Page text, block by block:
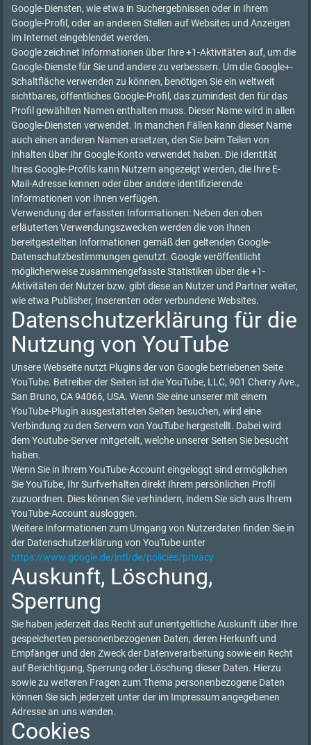
Google-Diensten, wie etwa in Suchergebnissen oder in Ihrem
Google-Profil, oder an anderen Stellen auf Websites und Anzeigen
im Internet eingeblendet werden.
Google zeichnet Informationen über Ihre +1-Aktivitäten auf, um die
Google-Dienste für Sie und andere zu verbessern. Um die Google+-
Schaltfläche verwenden zu können, benötigen Sie ein weltweit
sichtbares, öffentliches Google-Profil, das zumindest den für das
Profil gewählten Namen enthalten muss. Dieser Name wird in allen
Google-Diensten verwendet. In manchen Fällen kann dieser Name
auch einen anderen Namen ersetzen, den Sie beim Teilen von
Inhalten über Ihr Google-Konto verwendet haben. Die Identität
Ihres Google-Profils kann Nutzern angezeigt werden, die Ihre E-
Mail-Adresse kennen oder über andere identifizierende
Informationen von Ihnen verfügen.
Verwendung der erfassten Informationen: Neben den oben
erläuterten Verwendungszwecken werden die von Ihnen
bereitgestellten Informationen gemäß den geltenden Google-
Datenschutzbestimmungen genutzt. Google veröffentlicht
möglicherweise zusammengefasste Statistiken über die +1-
Aktivitäten der Nutzer bzw. gibt diese an Nutzer und Partner weiter,
wie etwa Publisher, Inserenten oder verbundene Websites.
Datenschutzerklärung für die
Nutzung von YouTube
Unsere Webseite nutzt Plugins der von Google betriebenen Seite
YouTube. Betreiber der Seiten ist die YouTube, LLC, 901 Cherry Ave.,
San Bruno, CA 94066, USA. Wenn Sie eine unserer mit einem
YouTube-Plugin ausgestatteten Seiten besuchen, wird eine
Verbindung zu den Servern von YouTube hergestellt. Dabei wird
dem Youtube-Server mitgeteilt, welche unserer Seiten Sie besucht
haben.
Wenn Sie in Ihrem YouTube-Account eingeloggt sind ermöglichen
Sie YouTube, Ihr Surfverhalten direkt Ihrem persönlichen Profil
zuzuordnen. Dies können Sie verhindern, indem Sie sich aus Ihrem
YouTube-Account ausloggen.
Weitere Informationen zum Umgang von Nutzerdaten finden Sie in
der Datenschutzerklärung von YouTube unter
https://www.google.de/intl/de/policies/privacy
Auskunft, Löschung,
Sperrung
Sie haben jederzeit das Recht auf unentgeltliche Auskunft über Ihre
gespeicherten personenbezogenen Daten, deren Herkunft und
Empfänger und den Zweck der Datenverarbeitung sowie ein Recht
auf Berichtigung, Sperrung oder Löschung dieser Daten. Hierzu
sowie zu weiteren Fragen zum Thema personenbezogene Daten
können Sie sich jederzeit unter der im Impressum angegebenen
Adresse an uns wenden.
Cookies